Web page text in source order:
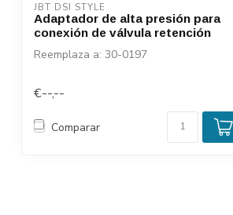
JBT DSI STYLE
Adaptador de alta presión para
conexión de válvula retención
Reemplaza a: 30-0197
€--,--
Comparar